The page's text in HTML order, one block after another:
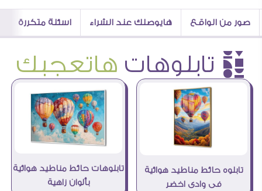
صور من الواقع هايوصلك عند الشراء اسئلة متكررة
è تابلوهات هاتعجبك
تابلوه حائط مناطيد هوائية
فى وادى اخضر
تابلوهات حائط مناطيد هوائية
بألوان زاهية